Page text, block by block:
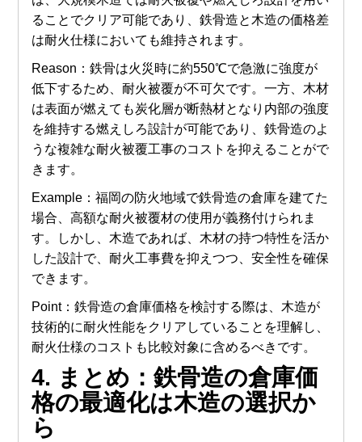
ることでクリア可能であり、鉄骨造と木造の価格差
は耐火仕様においても維持されます。
Reason：鉄骨は火災時に約550℃で急激に強度が
低下するため、耐火被覆が不可欠です。一方、木材
は表面が燃えても炭化層が断熱材となり内部の強度
を維持する燃えしろ設計が可能であり、鉄骨造のよ
うな複雑な耐火被覆工事のコストを抑えることがで
きます。
Example：福岡の防火地域で鉄骨造の倉庫を建てた
場合、高額な耐火被覆材の使用が義務付けられま
す。しかし、木造であれば、木材の持つ特性を活か
した設計で、耐火工事費を抑えつつ、安全性を確保
できます。
Point：鉄骨造の倉庫価格を検討する際は、木造が
技術的に耐火性能をクリアしていることを理解し、
耐火仕様のコストも比較対象に含めるべきです。
4. まとめ：鉄骨造の倉庫価
格の最適化は木造の選択か
ら